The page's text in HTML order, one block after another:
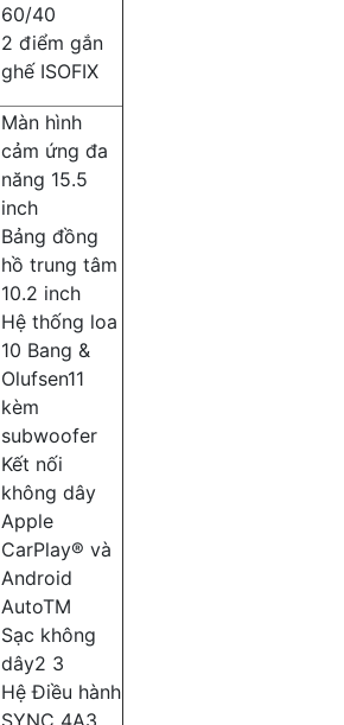
60/40
2 điểm gắn
ghế ISOFIX
Màn hình
cảm ứng đa
năng 15.5
inch
Bảng đồng
hồ trung tâm
10.2 inch
Hệ thống loa
10 Bang &
Olufsen11
kèm
subwoofer
Kết nối
không dây
Apple
CarPlay® và
Android
AutoTM
Sạc không
dây2 3
Hệ Điều hành